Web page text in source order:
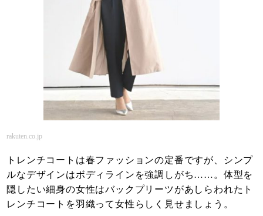
rakuten.co.jp
トレンチコートは春ファッションの定番ですが、シンプ
ルなデザインはボディラインを強調しがち……。体型を
隠したい細身の女性はバックプリーツがあしらわれたト
レンチコートを羽織って女性らしく見せましょう。